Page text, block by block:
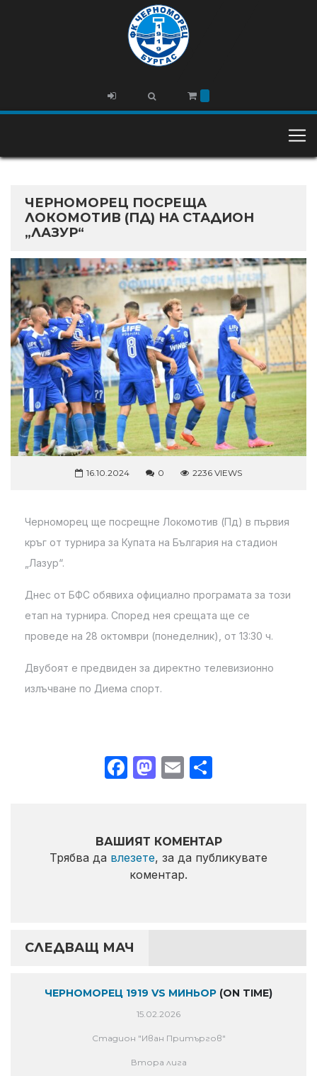
ЧЕРНОМОРЕЦ ПОСРЕЩА
ЛОКОМОТИВ (ПД) НА СТАДИОН
„ЛАЗУР“
16.10.2024 0 2236 VIEWS
Черноморец ще посрещне Локомотив (Пд) в първия
кръг от турнира за Купата на България на стадион
„Лазур“.
Днес от БФС обявиха официално програмата за този
етап на турнира. Според нея срещата ще се
проведе на 28 октомври (понеделник), от 13:30 ч.
Двубоят е предвиден за директно телевизионно
излъчване по Диема спорт.
Facebook
Mastodon
Email
ВАШИЯТ КОМЕНТАР
Трябва да влезете, за да публикувате
коментар.
СЛЕДВАЩ МАЧ
ЧЕРНОМОРЕЦ 1919 VS МИНЬОР (ON TIME)
15.02.2026
Стадион "Иван Притъргов"
Втора лига